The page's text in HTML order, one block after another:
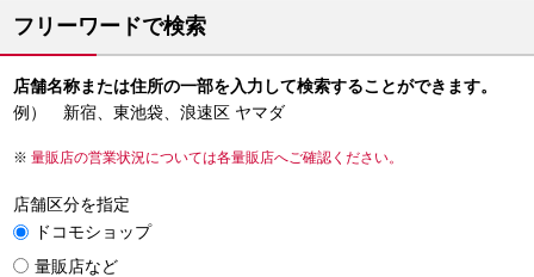
フリーワードで検索
店舗名称または住所の一部を入力して検索することができます。
例） 新宿、東池袋、浪速区 ヤマダ
量販店の営業状況については各量販店へご確認ください。
店舗区分を指定
ドコモショップ
量販店など